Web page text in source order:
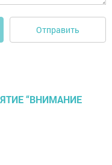
Отправить
“ВНИМАНИЕ